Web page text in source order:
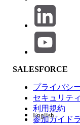
製品エリア
機能の影響
SALESFORCE
プライバシ
セキュリテ
利用規約
参加ガイド
English